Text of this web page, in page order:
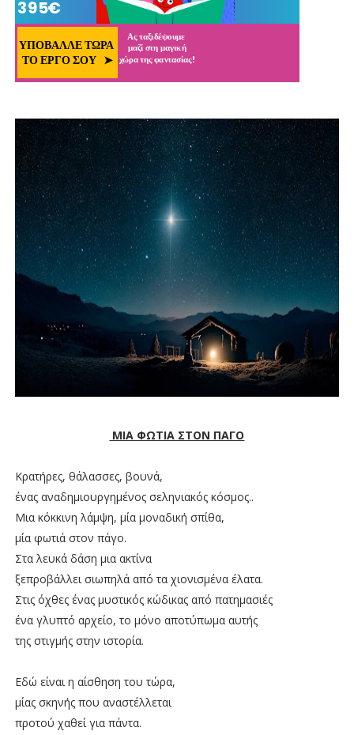
ΜΙΑ ΦΩΤΙΑ ΣΤΟΝ ΠΑΓΟ
Κρατήρες, θάλασσες, βουνά,
ένας αναδημιουργημένος σεληνιακός κόσμος..
Μια κόκκινη λάμψη, μία μοναδική σπίθα,
μία φωτιά στον πάγο.
Στα λευκά δάση μια ακτίνα
ξεπροβάλλει σιωπηλά από τα χιονισμένα έλατα.
Στις όχθες ένας μυστικός κώδικας από πατημασιές
ένα γλυπτό αρχείο, το μόνο αποτύπωμα αυτής
της στιγμής στην ιστορία.
Εδώ είναι η αίσθηση του τώρα,
μίας σκηνής που αναστέλλεται
προτού χαθεί για πάντα.